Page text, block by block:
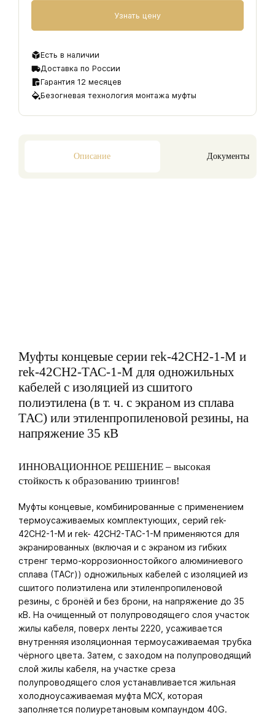
Узнать цену
Есть в наличии
Доставка по России
Гарантия 12 месяцев
Безогневая технология монтажа муфты
Описание Документы
Муфты концевые серии rek-42СH2-1-М и
rek-42СH2-ТАС-1-М для одножильных
кабелей с изоляцией из сшитого
полиэтилена (в т. ч. с экраном из сплава
ТАС) или этиленпропиленовой резины, на
напряжение 35 кВ
ИННОВАЦИОННОЕ РЕШЕНИЕ – высокая
стойкость к образованию триингов!
Муфты концевые, комбинированные с применением
термоусаживаемых комплектующих, серий rek-
42СH2-1-М и rek- 42СH2-ТАС-1-М применяются для
экранированных (включая и с экраном из гибких
стренг термо-коррозионностойкого алюминиевого
сплава (ТАСг)) одножильных кабелей с изоляцией из
сшитого полиэтилена или этиленпропиленовой
резины, с бронёй и без брони, на напряжение до 35
кВ. На очищенный от полупроводящего слоя участок
жилы кабеля, поверх ленты 2220, усаживается
внутренняя изоляционная термоусаживаемая трубка
чёрного цвета. Затем, с заходом на полупроводящий
слой жилы кабеля, на участке среза
полупроводящего слоя устанавливается жильная
холодноусаживаемая муфта МСХ, которая
заполняется полиуретановым компаундом 40G.